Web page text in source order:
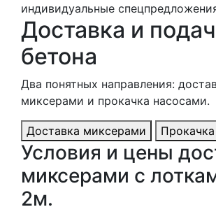
индивидуальные
Доставка и
бетона
Два понятных направления:
миксерами и прокачка насосами.
Доставка миксерами
Условия и цены
миксерами с
2м.